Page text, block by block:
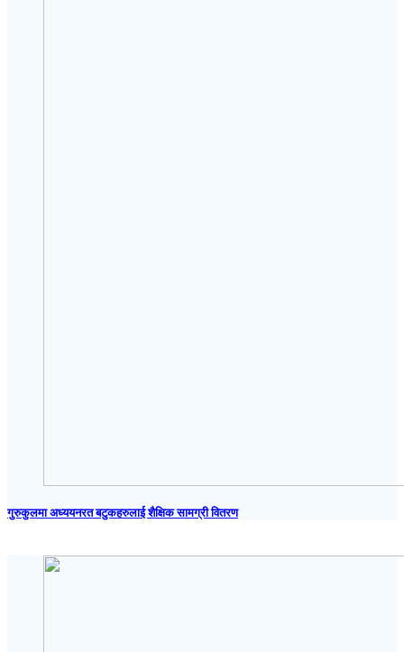
गुरुकुलमा अध्ययनरत बटुकहरुलाई शैक्षिक सामग्री वितरण